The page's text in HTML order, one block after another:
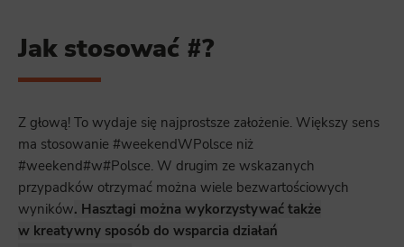
Jak stosować #?
Z głową! To wydaje się najprostsze założenie. Większy sens
ma stosowanie #weekendWPolsce niż
#weekend#w#Polsce. W drugim ze wskazanych
przypadków otrzymać można wiele bezwartościowych
wyników. Hasztagi można wykorzystywać także
w kreatywny sposób do wsparcia działań